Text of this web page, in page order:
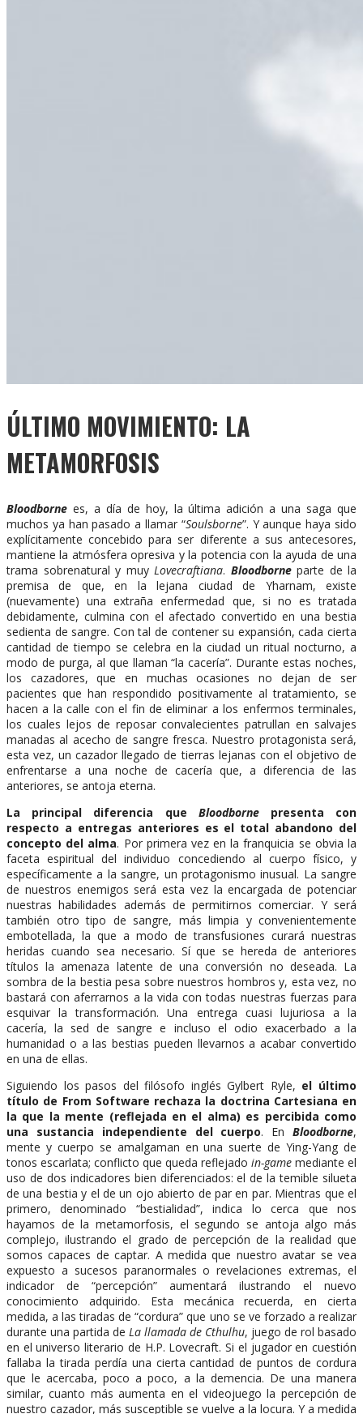
ÚLTIMO MOVIMIENTO: LA
METAMORFOSIS
Bloodborne es, a día de hoy, la última adición a una saga que
muchos ya han pasado a llamar “Soulsborne”. Y aunque haya sido
explícitamente concebido para ser diferente a sus antecesores,
mantiene la atmósfera opresiva y la potencia con la ayuda de una
trama sobrenatural y muy Lovecraftiana. Bloodborneparte de la
premisa de que, en la lejana ciudad de Yharnam, existe
(nuevamente) una extraña enfermedad que, si no es tratada
debidamente, culmina con el afectado convertido en una bestia
sedienta de sangre. Con tal de contener su expansión, cada cierta
cantidad de tiempo se celebra en la ciudad un ritual nocturno, a
modo de purga, al que llaman “la cacería”. Durante estas noches,
los cazadores, que en muchas ocasiones no dejan de ser
pacientes que han respondido positivamente al tratamiento, se
hacen a la calle con el fin de eliminar a los enfermos terminales,
los cuales lejos de reposar convalecientes patrullan en salvajes
manadas al acecho de sangre fresca. Nuestro protagonista será,
esta vez, un cazador llegado de tierras lejanas con el objetivo de
enfrentarse a una noche de cacería que, a diferencia de las
anteriores, se antoja eterna.
La principal diferencia que Bloodbornepresenta con
respecto a entregas anteriores es el total abandono del
concepto del alma. Por primera vez en la franquicia se obvia la
faceta espiritual del individuo concediendo al cuerpo físico, y
específicamente a la sangre, un protagonismo inusual. La sangre
de nuestros enemigos será esta vez la encargada de potenciar
nuestras habilidades además de permitirnos comerciar. Y será
también otro tipo de sangre, más limpia y convenientemente
embotellada, la que a modo de transfusiones curará nuestras
heridas cuando sea necesario. Sí que se hereda de anteriores
títulos la amenaza latente de una conversión no deseada. La
sombra de la bestia pesa sobre nuestros hombros y, esta vez, no
bastará con aferrarnos a la vida con todas nuestras fuerzas para
esquivar la transformación. Una entrega cuasi lujuriosa a la
cacería, la sed de sangre e incluso el odio exacerbado a la
humanidad o a las bestias pueden llevarnos a acabar convertido
en una de ellas.
Siguiendo los pasos del filósofo inglés Gylbert Ryle, el último
título de From Software rechaza la doctrina Cartesiana en
la que la mente (reflejada en el alma) es percibida como
una sustancia independiente del cuerpo. EnBloodborne,
mente y cuerpo se amalgaman en una suerte de Ying-Yang de
tonos escarlata; conflicto que queda reflejado in-game mediante el
uso de dos indicadores bien diferenciados: el de la temible silueta
de una bestia y el de un ojo abierto de par en par. Mientras que el
primero, denominado “bestialidad”, indica lo cerca que nos
hayamos de la metamorfosis, el segundo se antoja algo más
complejo, ilustrando el grado de percepción de la realidad que
somos capaces de captar. A medida que nuestro avatar se vea
expuesto a sucesos paranormales o revelaciones extremas, el
indicador de “percepción” aumentará ilustrando el nuevo
conocimiento adquirido. Esta mecánica recuerda, en cierta
medida, a las tiradas de “cordura” que uno se ve forzado a realizar
durante una partida de La llamada de Cthulhu, juego de rol basado
en el universo literario de H.P. Lovecraft. Si el jugador en cuestión
fallaba la tirada perdía una cierta cantidad de puntos de cordura
que le acercaba, poco a poco, a la demencia. De una manera
similar, cuanto más aumenta en el videojuego la percepción de
nuestro cazador, más susceptible se vuelve a la locura. Y a medida